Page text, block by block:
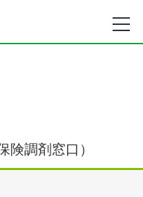
険調剤窓口）